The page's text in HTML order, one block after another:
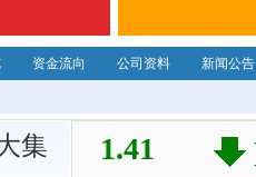
资金流向 公司资料 新闻公告
集